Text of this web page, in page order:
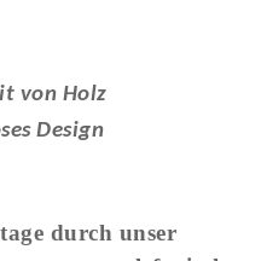
von Holz
Design
durch unser